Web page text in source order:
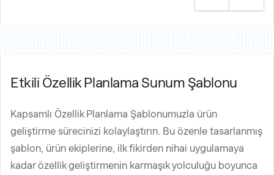
Etkili Özellik Planlama Sunum Şablonu
Kapsamlı Özellik Planlama Şablonumuzla ürün
geliştirme sürecinizi kolaylaştırın. Bu özenle tasarlanmış
şablon, ürün ekiplerine, ilk fikirden nihai uygulamaya
kadar özellik geliştirmenin karmaşık yolculuğu boyunca